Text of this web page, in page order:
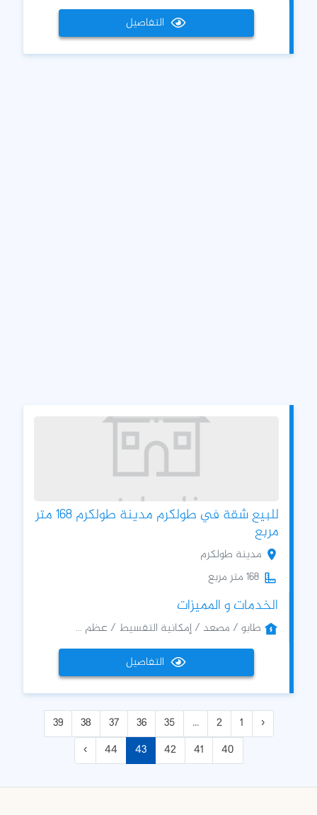
التفاصيل
للبيع شقة في طولكرم مدينة طولكرم 168 متر
مربع
مدينة طولكرم
168 متر مربع
الخدمات و المميزات
طابو / مصعد / إمكانية التقسيط / عظم ...
التفاصيل
‹
1
2
...
35
36
37
38
39
40
41
42
43
44
›